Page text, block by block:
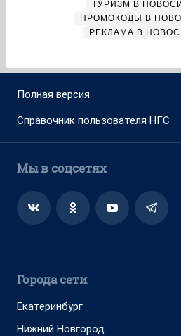
ТУРИЗМ В
ПРОМОКОДЫ В
РЕКЛАМА В
Полная версия
Справочник пользователя НГС
Мы в соцсетях
Города сети
Екатеринбург
Нижний Новгород